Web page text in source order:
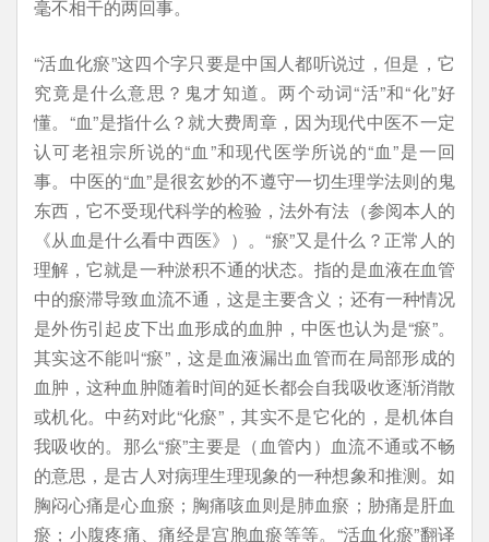
毫不相干的两回事。
“活血化瘀”这四个字只要是中国人都听说过，但是，它
究竟是什么意思？鬼才知道。两个动词“活”和“化”好
懂。“血”是指什么？就大费周章，因为现代中医不一定
认可老祖宗所说的“血”和现代医学所说的“血”是一回
事。中医的“血”是很玄妙的不遵守一切生理学法则的鬼
东西，它不受现代科学的检验，法外有法（参阅本人的
《从血是什么看中西医》）。“瘀”又是什么？正常人的
理解，它就是一种淤积不通的状态。指的是血液在血管
中的瘀滞导致血流不通，这是主要含义；还有一种情况
是外伤引起皮下出血形成的血肿，中医也认为是“瘀”。
其实这不能叫“瘀”，这是血液漏出血管而在局部形成的
血肿，这种血肿随着时间的延长都会自我吸收逐渐消散
或机化。中药对此“化瘀”，其实不是它化的，是机体自
我吸收的。那么“瘀”主要是（血管内）血流不通或不畅
的意思，是古人对病理生理现象的一种想象和推测。如
胸闷心痛是心血瘀；胸痛咳血则是肺血瘀；胁痛是肝血
瘀；小腹疼痛、痛经是宫胞血瘀等等。“活血化瘀”翻译